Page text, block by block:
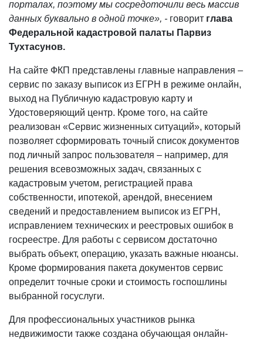
порталах, поэтому мы сосредоточили весь массив
данных буквально в одной точке», - говорит глава
Федеральной кадастровой палаты Парвиз
Тухтасунов.
На сайте ФКП представлены главные направления –
сервис по заказу выписок из ЕГРН в режиме онлайн,
выход на Публичную кадастровую карту и
Удостоверяющий центр. Кроме того, на сайте
реализован «Сервис жизненных ситуаций», который
позволяет сформировать точный список документов
под личный запрос пользователя – например, для
решения всевозможных задач, связанных с
кадастровым учетом, регистрацией права
собственности, ипотекой, арендой, внесением
сведений и предоставлением выписок из ЕГРН,
исправлением технических и реестровых ошибок в
госреестре. Для работы с сервисом достаточно
выбрать объект, операцию, указать важные нюансы.
Кроме формирования пакета документов сервис
определит точные сроки и стоимость госпошлины
выбранной госуслуги.
Для профессиональных участников рынка
недвижимости также создана обучающая онлайн-